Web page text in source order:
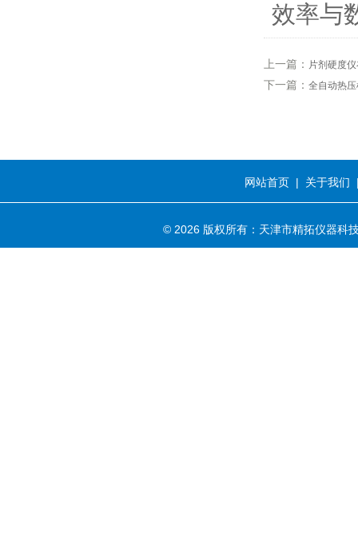
效率与
上一篇： 片剂硬度
下一篇： 全自动热
网站首页 | 关于我们
© 2026 版权所有：天津市精拓仪器科